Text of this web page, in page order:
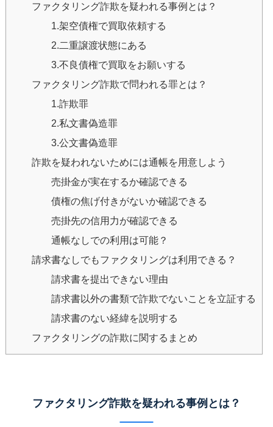
ファクタリング詐欺を疑われる事例とは？
1.架空債権で買取依頼する
2.二重譲渡状態にある
3.不良債権で買取をお願いする
ファクタリング詐欺で問われる罪とは？
1.詐欺罪
2.私文書偽造罪
3.公文書偽造罪
詐欺を疑われないためには通帳を用意しよう
売掛金が実在するか確認できる
債権の焦げ付きがないか確認できる
売掛先の信用力が確認できる
通帳なしでの利用は可能？
請求書なしでもファクタリングは利用できる？
請求書を提出できない理由
請求書以外の書類で詐欺でないことを立証する
請求書のない経緯を説明する
ファクタリングの詐欺に関するまとめ
ファクタリング詐欺を疑われる事例とは？